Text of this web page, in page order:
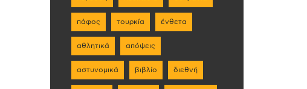
πάφος τουρκία ένθετα
αθλητικά απόψεις
αστυνομικά βιβλίο διεθνή